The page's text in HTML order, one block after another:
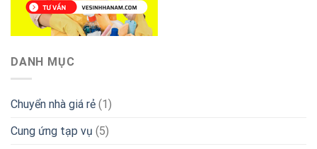
DANH MỤC
Chuyển nhà giá rẻ (1)
Cung ứng tạp vụ (5)